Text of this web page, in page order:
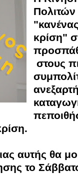
κρίση"
στους
αυτής θα
το